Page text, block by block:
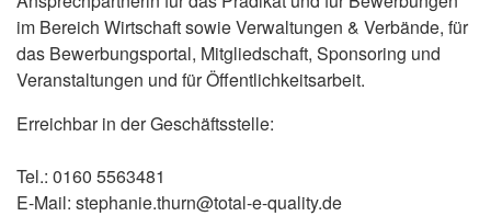
im Bereich Wirtschaft sowie Verwaltungen & Verbände, für
das Bewerbungsportal, Mitgliedschaft, Sponsoring und
Veranstaltungen und für Öffentlichkeitsarbeit.
Erreichbar in der Geschäftsstelle:
Tel.: 0160 5563481
E-Mail: stephanie.thurn@total-e-quality.de